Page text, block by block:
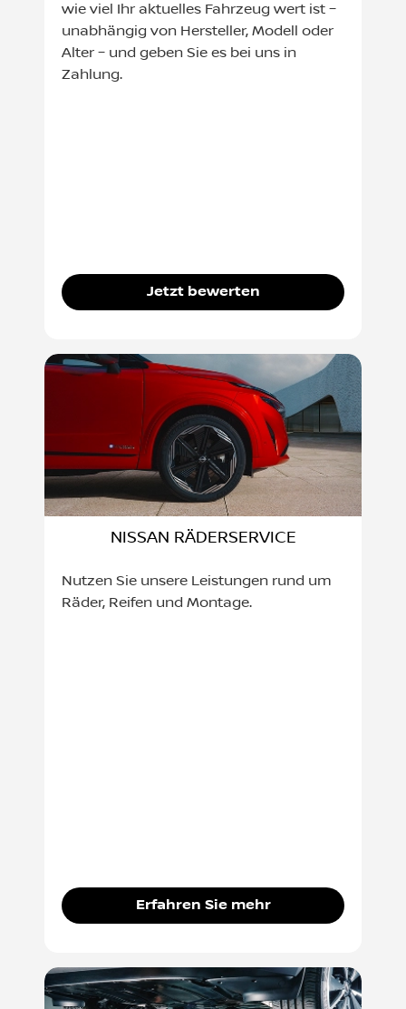
wie viel Ihr aktuelles Fahrzeug wert ist –
unabhängig von Hersteller, Modell oder
Alter – und geben Sie es bei uns in
Zahlung.
Jetzt bewerten
NISSAN RÄDERSERVICE
Nutzen Sie unsere Leistungen rund um
Räder, Reifen und Montage.
Erfahren Sie mehr